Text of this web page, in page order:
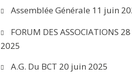
Assemblée Générale 11 juin
FORUM DES ASSOCIATIONS
2025
A.G. Du BCT 20 juin 2025